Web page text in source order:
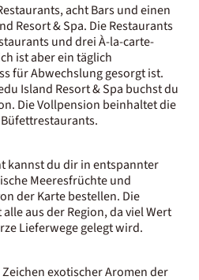
acht Bars und einen
Resort & Spa. Die Restaurants
und drei À-la-carte-
ist aber ein täglich
für Abwechslung gesorgt ist.
Island Resort & Spa buchst du
Die Vollpension beinhaltet die
kannst du dir in entspannter
Meeresfrüchte und
der Karte bestellen. Die
aus der Region, da viel Wert
Lieferwege gelegt wird.
exotischer Aromen der